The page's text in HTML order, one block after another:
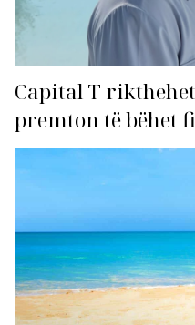
Capital T
premton të bëhet